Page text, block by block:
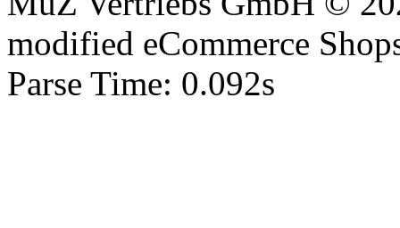
modified eCommerce
Parse Time: 0.092s